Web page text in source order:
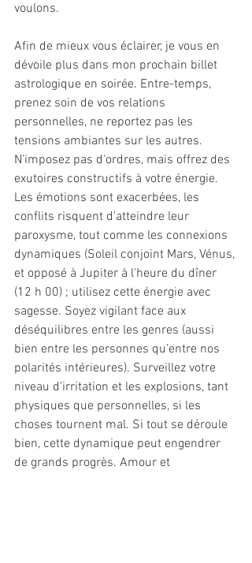
voulons.
Afin de mieux vous éclairer, je vous en
dévoile plus dans mon prochain billet
astrologique en soirée. Entre-temps,
prenez soin de vos relations
personnelles, ne reportez pas les
tensions ambiantes sur les autres.
N'imposez pas d'ordres, mais offrez des
exutoires constructifs à votre énergie.
Les émotions sont exacerbées, les
conflits risquent d'atteindre leur
paroxysme, tout comme les connexions
dynamiques (Soleil conjoint Mars, Vénus,
et opposé à Jupiter à l'heure du dîner
(12 h 00) ; utilisez cette énergie avec
sagesse. Soyez vigilant face aux
déséquilibres entre les genres (aussi
bien entre les personnes qu'entre nos
polarités intérieures). Surveillez votre
niveau d'irritation et les explosions, tant
physiques que personnelles, si les
choses tournent mal. Si tout se déroule
bien, cette dynamique peut engendrer
de grands progrès. Amour et